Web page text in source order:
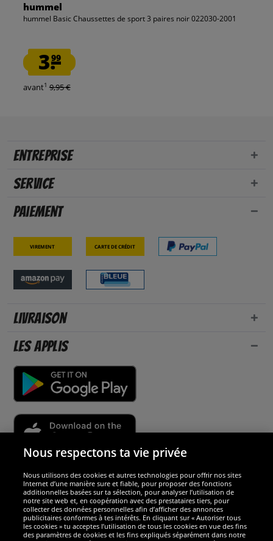
hummel
hummel Basic Chaussettes de sport 3 paires noir 022030-2001
3.99
avant1 9,95 €
Entreprise
Service
Paiement
Virement Carte de crédit
Livraison
Les applis
Sécurité
Nous sommes excellents
Nous respectons ta vie privée
Nous utilisons des cookies et autres technologies pour offrir nos sites
Internet d’une manière sure et fiable, pour proposer des fonctions
additionnelles basées sur ta sélection, pour analyser l’utilisation de
notre site web et, en coopération avec des prestataires tiers, pour
collecter des données personnelles afin d’afficher des annonces
publicitaires conformes à tes intérêts. En cliquant sur « Autoriser tous
les cookies » tu acceptes l’utilisation de tous les cookies en vue des fins
des paramètres de cookies et les fins expliqués séparément dans notre